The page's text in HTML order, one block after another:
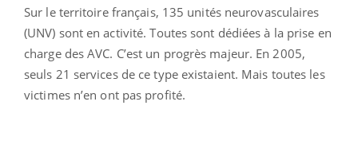
Sur le territoire français, 135 unités neurovasculaires
(UNV) sont en activité. Toutes sont dédiées à la prise en
charge des AVC. C’est un progrès majeur. En 2005,
seuls 21 services de ce type existaient. Mais toutes les
victimes n’en ont pas profité.